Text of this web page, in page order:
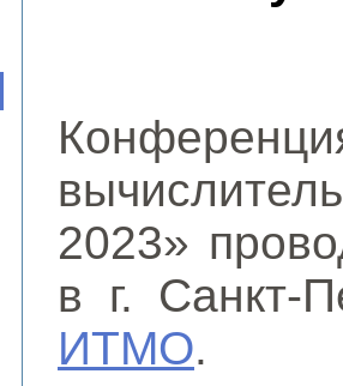
2023»
в г. Санкт-
ИТМО.